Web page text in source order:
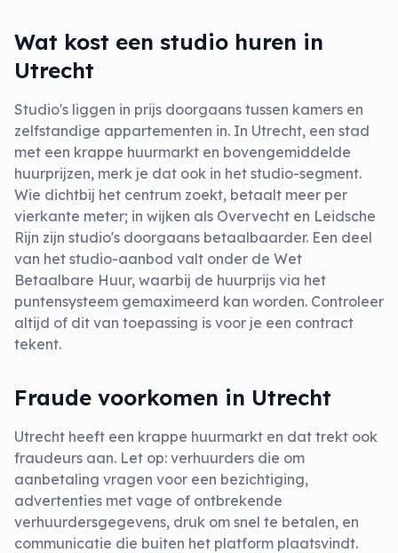
Wat kost een studio huren in
Utrecht
Studio's liggen in prijs doorgaans tussen kamers en
zelfstandige appartementen in. In Utrecht, een stad
met een krappe huurmarkt en bovengemiddelde
huurprijzen, merk je dat ook in het studio-segment.
Wie dichtbij het centrum zoekt, betaalt meer per
vierkante meter; in wijken als Overvecht en Leidsche
Rijn zijn studio's doorgaans betaalbaarder. Een deel
van het studio-aanbod valt onder de Wet
Betaalbare Huur, waarbij de huurprijs via het
puntensysteem gemaximeerd kan worden. Controleer
altijd of dit van toepassing is voor je een contract
tekent.
Fraude voorkomen in Utrecht
Utrecht heeft een krappe huurmarkt en dat trekt ook
fraudeurs aan. Let op: verhuurders die om
aanbetaling vragen voor een bezichtiging,
advertenties met vage of ontbrekende
verhuurdersgegevens, druk om snel te betalen, en
communicatie die buiten het platform plaatsvindt.